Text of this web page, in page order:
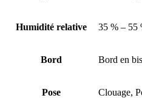
Humidité relative 35 % – 55
Bord Bord en
Pose Clouage,